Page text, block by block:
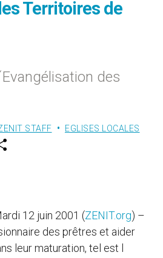
Territoires de
des
STAFF EGLISES LOCALES
12 juin 2001 (ZENIT.org) –
des prêtres et aider
leur maturation, tel est l